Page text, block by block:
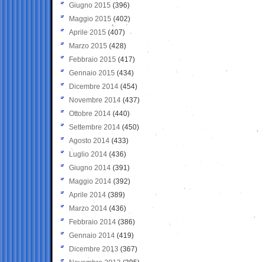
Giugno 2015 (396)
Maggio 2015 (402)
Aprile 2015 (407)
Marzo 2015 (428)
Febbraio 2015 (417)
Gennaio 2015 (434)
Dicembre 2014 (454)
Novembre 2014 (437)
Ottobre 2014 (440)
Settembre 2014 (450)
Agosto 2014 (433)
Luglio 2014 (436)
Giugno 2014 (391)
Maggio 2014 (392)
Aprile 2014 (389)
Marzo 2014 (436)
Febbraio 2014 (386)
Gennaio 2014 (419)
Dicembre 2013 (367)